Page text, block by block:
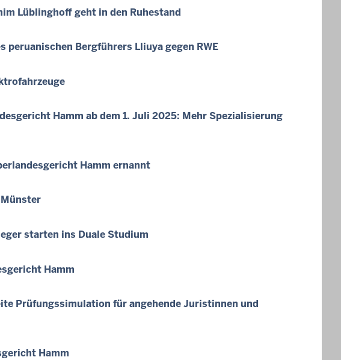
Lüblinghoff geht in den Ruhestand
Bergführers Lliuya gegen RWE
Hamm ab dem 1. Juli 2025: Mehr Spezialisierung
Hamm ernannt
starten ins Duale Studium
Hamm
Prüfungssimulation für angehende Juristinnen und
Hamm